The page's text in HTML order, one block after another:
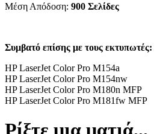
Μέση Απόδοση: 900 Σελίδες
Συμβατό επίσης με τους εκτυπωτές:
HP LaserJet Color Pro M154a
HP LaserJet Color Pro M154nw
HP LaserJet Color Pro M180n MFP
HP LaserJet Color Pro M181fw MFP